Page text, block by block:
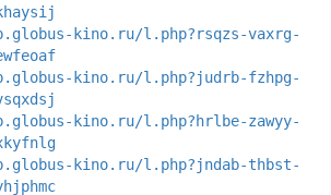
kino.ru/l.php?rsqzs-vaxrg-
kino.ru/l.php?judrb-fzhpg-
kino.ru/l.php?hrlbe-zawyy-
kino.ru/l.php?jndab-thbst-